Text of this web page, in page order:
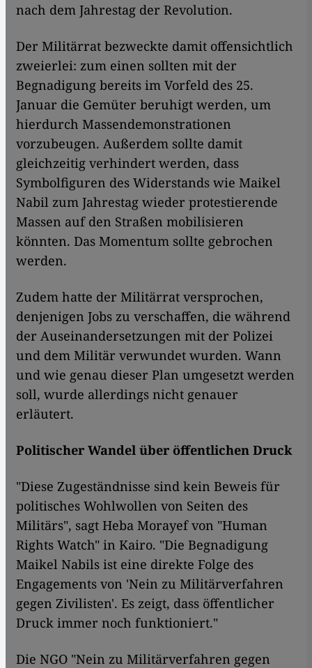
nach dem Jahrestag der Revolution.
Der Militärrat bezweckte damit offensichtlich
zweierlei: zum einen sollten mit der
Begnadigung bereits im Vorfeld des 25.
Januar die Gemüter beruhigt werden, um
hierdurch Massendemonstrationen
vorzubeugen. Außerdem sollte damit
gleichzeitig verhindert werden, dass
Symbolfiguren des Widerstands wie Maikel
Nabil zum Jahrestag wieder protestierende
Massen auf den Straßen mobilisieren
könnten. Das Momentum sollte gebrochen
werden.
Zudem hatte der Militärrat versprochen,
denjenigen Jobs zu verschaffen, die während
der Auseinandersetzungen mit der Polizei
und dem Militär verwundet wurden. Wann
und wie genau dieser Plan umgesetzt werden
soll, wurde allerdings nicht genauer
erläutert.
Politischer Wandel über öffentlichen Druck
"Diese Zugeständnisse sind kein Beweis für
politisches Wohlwollen von Seiten des
Militärs", sagt Heba Morayef von "Human
Rights Watch" in Kairo. "Die Begnadigung
Maikel Nabils ist eine direkte Folge des
Engagements von 'Nein zu Militärverfahren
gegen Zivilisten'. Es zeigt, dass öffentlicher
Druck immer noch funktioniert."
Die NGO "Nein zu Militärverfahren gegen